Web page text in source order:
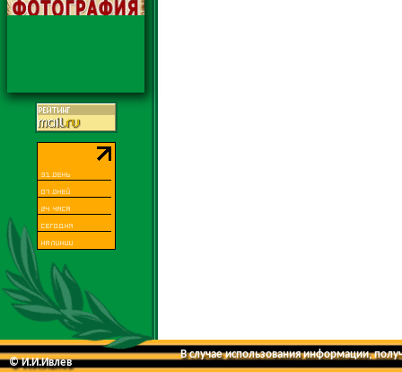
© И.И.Ивлев
В случае использования информации,